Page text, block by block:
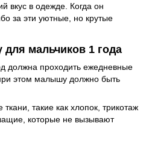
вкус в одежде. Когда он
за эти уютные, но крутые
мальчиков 1 года
должна проходить ежедневные
этом малышу должно быть
такие как хлопок, трикотаж
которые не вызывают